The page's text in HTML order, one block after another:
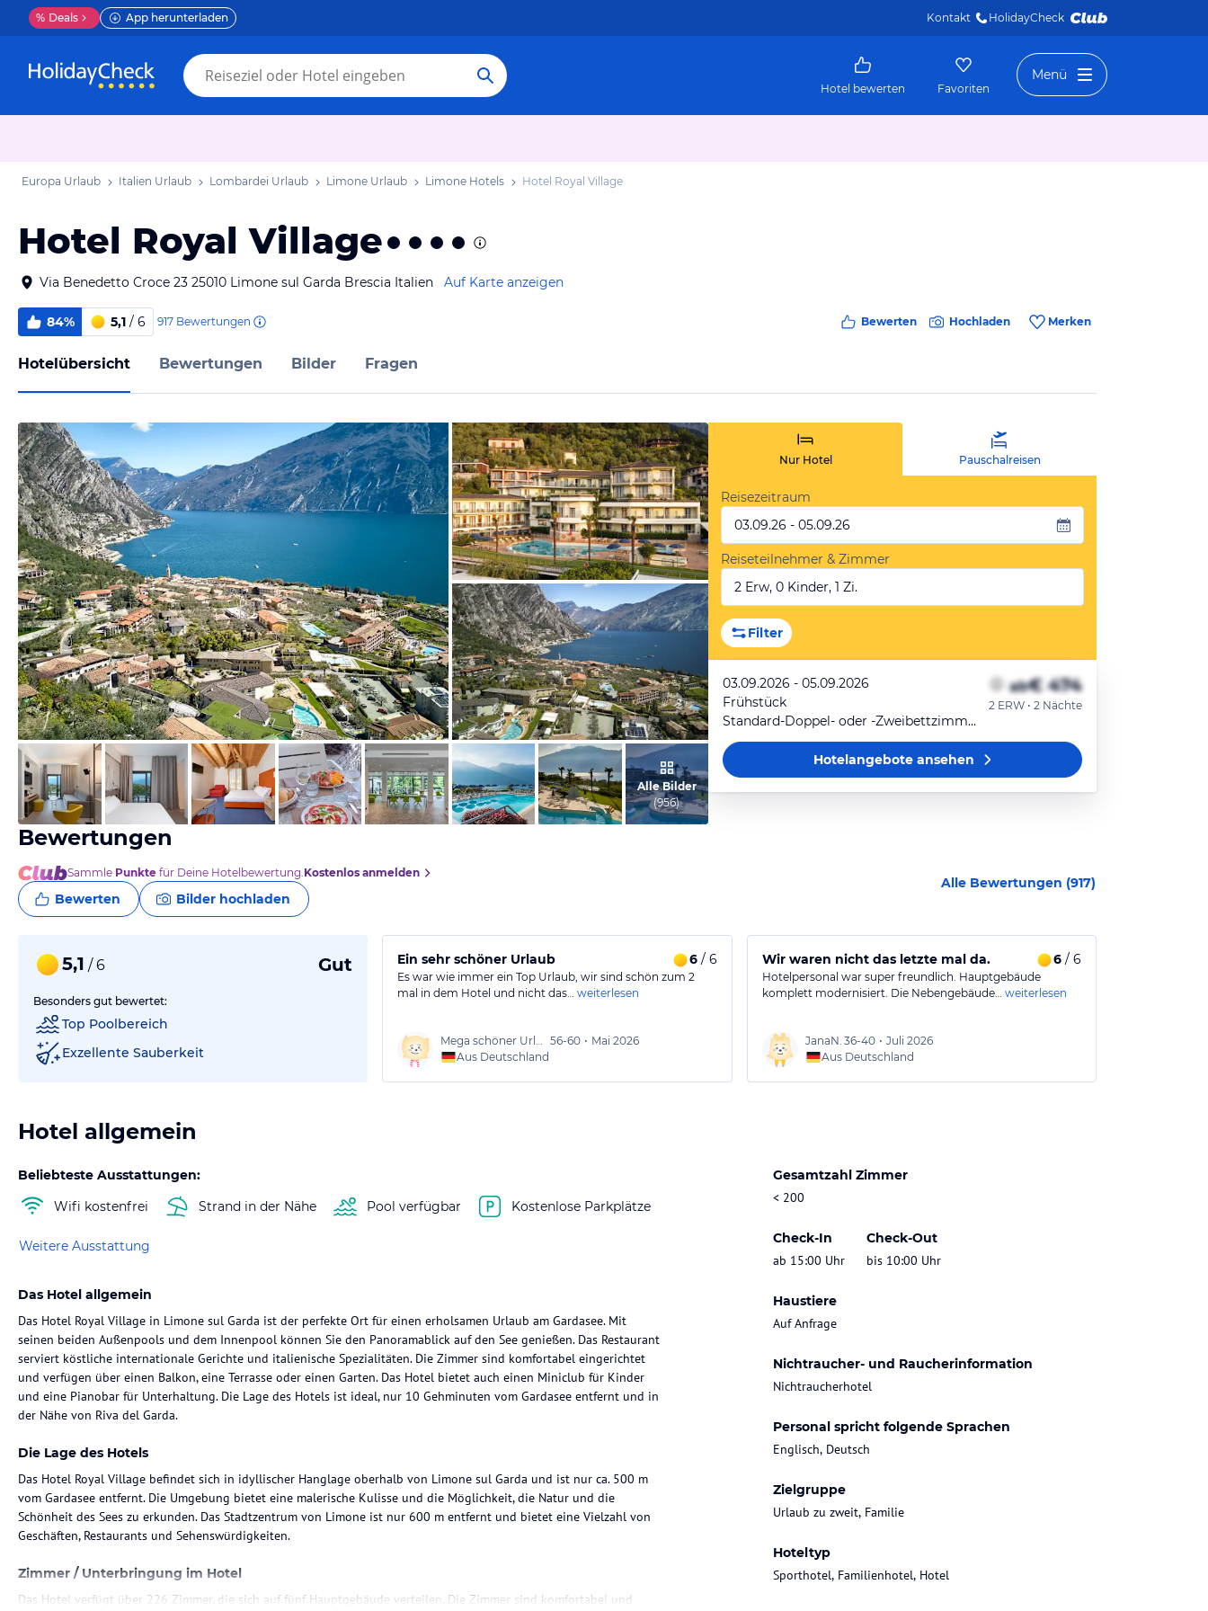
% Deals App herunterladen Kontakt HolidayCheck
Hotel bewerten Favoriten
Menü
Europa Urlaub Italien Urlaub Lombardei Urlaub Limone Urlaub Limone Hotels Hotel Royal Village
Hotel Royal Village
Via Benedetto Croce 23 25010 Limone sul Garda Brescia Italien Auf Karte anzeigen
84% 5,1 / 6 917 Bewertungen Bewerten Hochladen Merken
Hotelübersicht Bewertungen Bilder Fragen
vom Hotelier, Juni 2025
vom Hotelier, Februar 2022
vom Hotelier, Juni 2025
Alle Bilder
(956)
Nur Hotel Pauschalreisen
Reisezeitraum
03.09.26 - 05.09.26
Reiseteilnehmer & Zimmer
2 Erw, 0 Kinder, 1 Zi.
Filter
03.09.2026 - 05.09.2026
Frühstück
Standard-Doppel- oder -Zweibettzimmer (2x TwinBed)
ab€ 474
2 ERW • 2 Nächte
Hotelangeboteansehen
Bewertungen
Sammle Punkte für Deine Hotelbewertung.Kostenlos anmelden
Bewerten Bilder hochladen
Alle Bewertungen (917)
5,1 / 6 Gut
Besonders gut bewertet:
Top Poolbereich
Exzellente Sauberkeit
Ein sehr schöner Urlaub 6/ 6
Es war wie immer ein Top Urlaub, wir sind schön zum 2
mal in dem Hotel und nicht das… weiterlesen
Mega schöner Urlaub 56-60 • Mai 2026
Aus Deutschland
Wir waren nicht das letzte mal da. 6/ 6
Hotelpersonal war super freundlich. Hauptgebäude
komplett modernisiert. Die Nebengebäude… weiterlesen
JanaN. 36-40 • Juli 2026
Aus Deutschland
Hotel allgemein
Beliebteste Ausstattungen:
Wifi kostenfrei
Strand in der Nähe Pool verfügbar Kostenlose Parkplätze
Weitere Ausstattung
Gesamtzahl Zimmer
< 200
Check-In
ab 15:00 Uhr
Check-Out
bis 10:00 Uhr
Haustiere
Auf Anfrage
Nichtraucher- und Raucherinformation
Nichtraucherhotel
Personal spricht folgende Sprachen
Englisch, Deutsch
Zielgruppe
Urlaub zu zweit, Familie
Hoteltyp
Sporthotel, Familienhotel, Hotel
Das Hotel allgemein
Das Hotel Royal Village in Limone sul Garda ist der perfekte Ort für einen erholsamen Urlaub am Gardasee. Mit
seinen beiden Außenpools und dem Innenpool können Sie den Panoramablick auf den See genießen. Das Restaurant
serviert köstliche internationale Gerichte und italienische Spezialitäten. Die Zimmer sind komfortabel eingerichtet
und verfügen über einen Balkon, eine Terrasse oder einen Garten. Das Hotel bietet auch einen Miniclub für Kinder
und eine Pianobar für Unterhaltung. Die Lage des Hotels ist ideal, nur 10 Gehminuten vom Gardasee entfernt und in
der Nähe von Riva del Garda.
Die Lage des Hotels
Das Hotel Royal Village befindet sich in idyllischer Hanglage oberhalb von Limone sul Garda und ist nur ca. 500 m
vom Gardasee entfernt. Die Umgebung bietet eine malerische Kulisse und die Möglichkeit, die Natur und die
Schönheit des Sees zu erkunden. Das Stadtzentrum von Limone ist nur 600 m entfernt und bietet eine Vielzahl von
Geschäften, Restaurants und Sehenswürdigkeiten.
Zimmer / Unterbringung im Hotel
Das Hotel verfügt über 226 Zimmer, die sich auf fünf Hauptgebäude verteilen. Die Zimmer sind komfortabel und